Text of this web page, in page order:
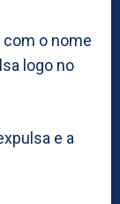
com o nome
logo no
e a